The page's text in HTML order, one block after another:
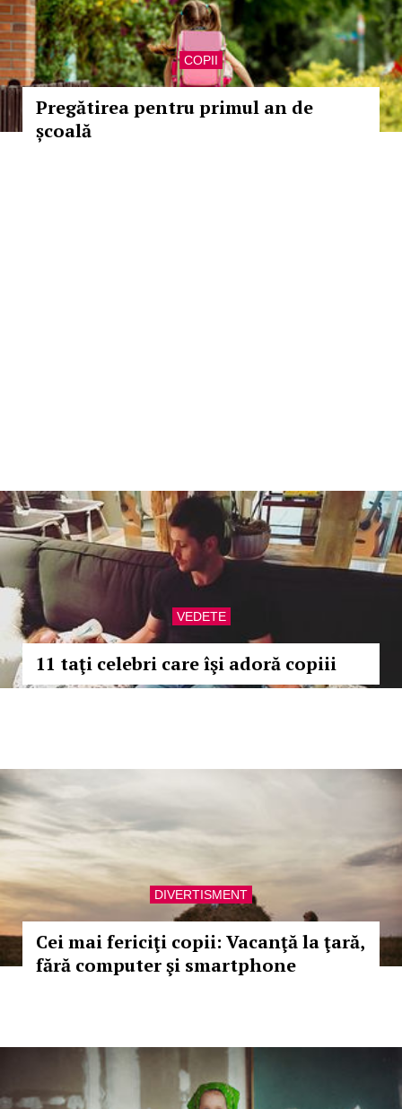
COPII
Pregătirea pentru primul an de
școală
VEDETE
11 taţi celebri care îşi adoră copiii
DIVERTISMENT
Cei mai fericiţi copii: Vacanţă la ţară,
fără computer şi smartphone